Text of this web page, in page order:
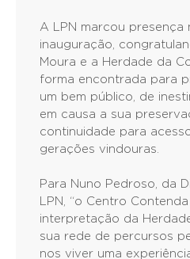
A LPN marcou presença
inauguração,
Moura e a Herdade da
forma encontrada para
um bem público, de
em causa a sua
continuidade para
gerações vindouras.
Para Nuno Pedroso, da
LPN, “o Centro
interpretação da
sua rede de percursos
nos viver uma